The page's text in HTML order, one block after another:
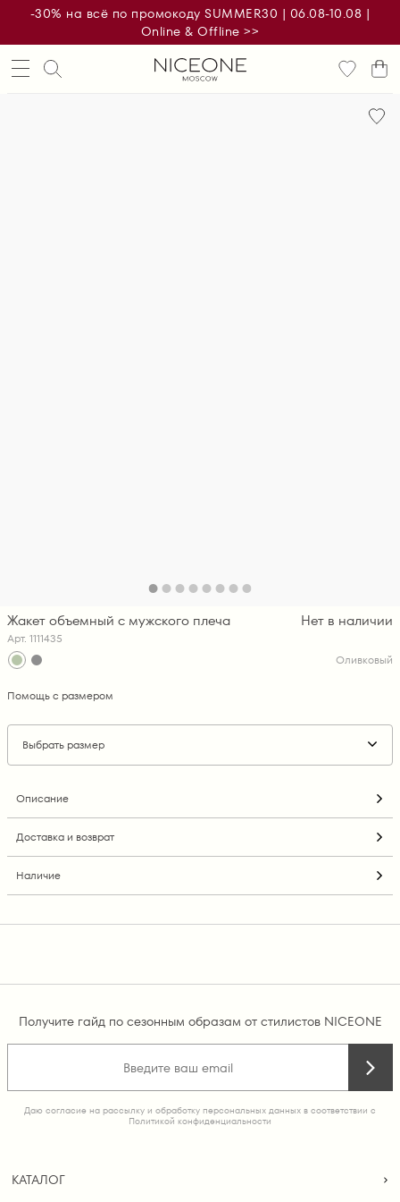
-30% на всё по промокоду SUMMER30 | 06.08-10.08 |
Online & Offline >>
Жакет объемный с мужского плеча
Арт. 1111435
Нет в наличии
Оливковый
Помощь с размером
Выбрать размер
Описание
Доставка и возврат
Наличие
Получите гайд по сезонным образам от стилистов NICEONE
Даю согласие на рассылку и обработку персональных данных в соответствии с
Политикой конфиденциальности
КАТАЛОГ